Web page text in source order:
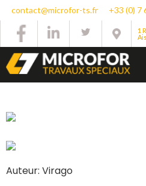
contact@microfor-ts.fr +33 (0) 7
1
Auteur: Virago